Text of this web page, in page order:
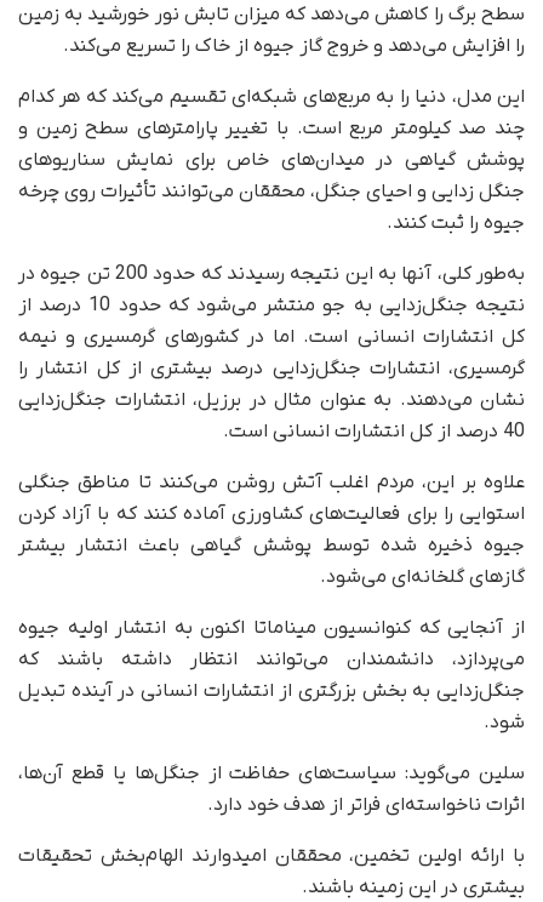
سطح برگ را کاهش می‌دهد که میزان تابش نور خورشید به زمین
را افزایش می‌دهد و خروج گاز جیوه از خاک را تسریع می‌کند.
این مدل، دنیا را به مربع‌های شبکه‌ای تقسیم می‌کند که هر کدام
چند صد کیلومتر مربع است. با تغییر پارامترهای سطح زمین و
پوشش گیاهی در میدان‌های خاص برای نمایش سناریوهای
جنگل زدایی و احیای جنگل، محققان می‌توانند تأثیرات روی چرخه
جیوه را ثبت کنند.
به‌طور کلی، آنها به این نتیجه رسیدند که حدود 200 تن جیوه در
نتیجه جنگل‌زدایی به جو منتشر می‌‌شود که حدود 10 درصد از
کل انتشارات انسانی است. اما در کشورهای گرمسیری و نیمه
گرمسیری، انتشارات جنگل‌زدایی درصد بیشتری از کل انتشار را
نشان می‌دهند. به عنوان مثال در برزیل، انتشارات جنگل‌زدایی
40 درصد از کل انتشارات انسانی است.
علاوه بر این، مردم اغلب آتش روشن می‌کنند تا مناطق جنگلی
استوایی را برای فعالیت‌های کشاورزی آماده کنند که با آزاد کردن
جیوه ذخیره شده توسط پوشش گیاهی باعث انتشار بیشتر
گازهای گلخانه‌ای می‌شود.
از آنجایی که کنوانسیون میناماتا اکنون به انتشار اولیه جیوه
می‌پردازد، دانشمندان می‌توانند انتظار داشته باشند که
جنگل‌زدایی به بخش بزرگتری از انتشارات انسانی در آینده تبدیل
شود.
سلین می‌گوید: سیاست‌های حفاظت از جنگل‌ها یا قطع آن‌ها،
اثرات ناخواسته‌ای فراتر از هدف خود دارد.
با ارائه اولین تخمین، محققان امیدوارند الهام‌بخش تحقیقات
بیشتری در این زمینه باشند.